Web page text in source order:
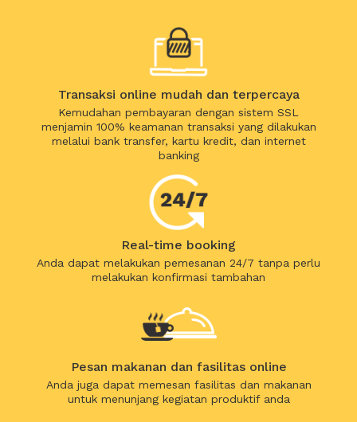
Transaksi online mudah dan terpercaya
Kemudahan pembayaran dengan sistem SSL
menjamin 100% keamanan transaksi yang dilakukan
melalui bank transfer, kartu kredit, dan internet
banking
Real-time booking
Anda dapat melakukan pemesanan 24/7 tanpa perlu
melakukan konfirmasi tambahan
Pesan makanan dan fasilitas online
Anda juga dapat memesan fasilitas dan makanan
untuk menunjang kegiatan produktif anda